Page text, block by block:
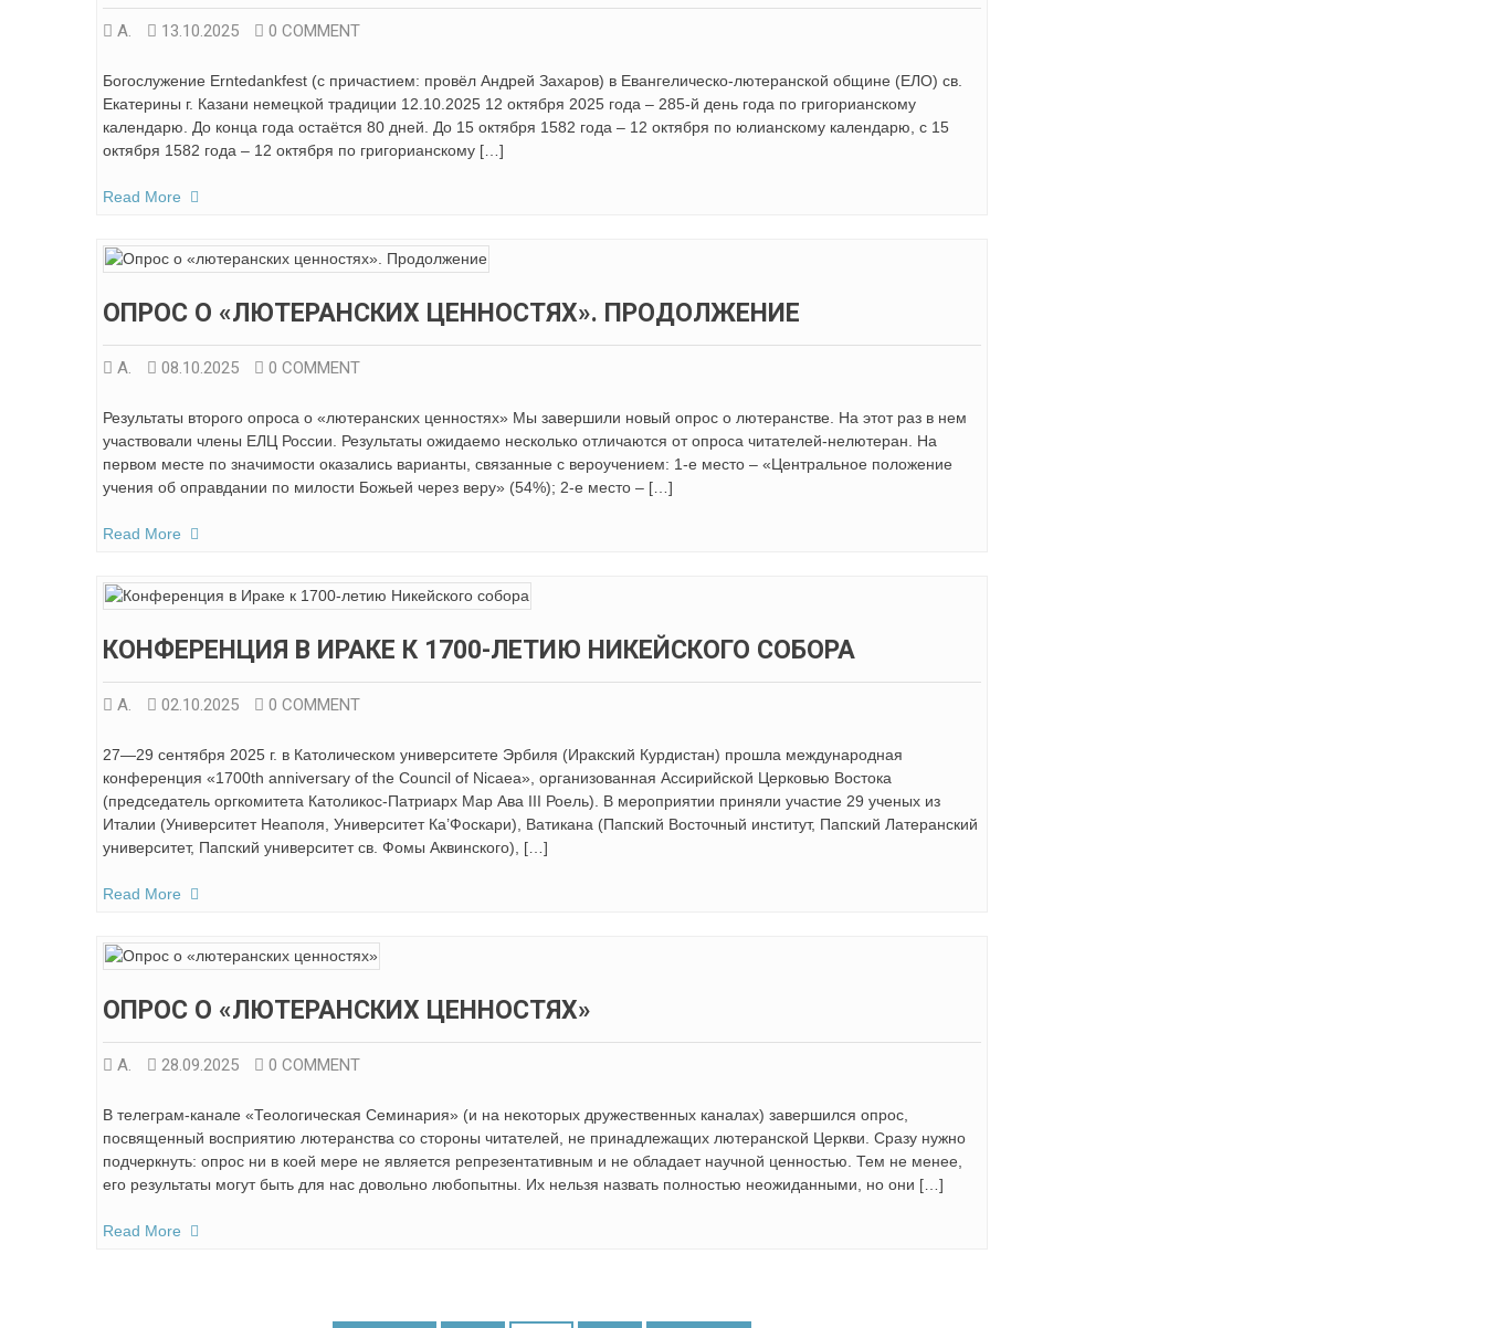
А. 13.10.2025 0 COMMENT
Богослужение Erntedankfest (с причастием: провёл Андрей Захаров) в Евангелическо-лютеранской общине (ЕЛО) св.
Екатерины г. Казани немецкой традиции 12.10.2025 12 октября 2025 года – 285-й день года по григорианскому
календарю. До конца года остаётся 80 дней. До 15 октября 1582 года – 12 октября по юлианскому календарю, с 15
октября 1582 года – 12 октября по григорианскому […]
Read More
ОПРОС О «ЛЮТЕРАНСКИХ ЦЕННОСТЯХ». ПРОДОЛЖЕНИЕ
А. 08.10.2025 0 COMMENT
Результаты второго опроса о «лютеранских ценностях» Мы завершили новый опрос о лютеранстве. На этот раз в нем
участвовали члены ЕЛЦ России. Результаты ожидаемо несколько отличаются от опроса читателей-нелютеран. На
первом месте по значимости оказались варианты, связанные с вероучением: 1-е место – «Центральное положение
учения об оправдании по милости Божьей через веру» (54%); 2-е место – […]
Read More
КОНФЕРЕНЦИЯ В ИРАКЕ К 1700-ЛЕТИЮ НИКЕЙСКОГО СОБОРА
А. 02.10.2025 0 COMMENT
27—29 сентября 2025 г. в Католическом университете Эрбиля (Иракский Курдистан) прошла международная
конференция «1700th anniversary of the Council of Nicaea», организованная Ассирийской Церковью Востока
(председатель оргкомитета Католикос-Патриарх Мар Ава III Роель). В мероприятии приняли участие 29 ученых из
Италии (Университет Неаполя, Университет Ка’Фоскари), Ватикана (Папский Восточный институт, Папский Латеранский
университет, Папский университет св. Фомы Аквинского), […]
Read More
ОПРОС О «ЛЮТЕРАНСКИХ ЦЕННОСТЯХ»
А. 28.09.2025 0 COMMENT
В телеграм-канале «Теологическая Семинария» (и на некоторых дружественных каналах) завершился опрос,
посвященный восприятию лютеранства со стороны читателей, не принадлежащих лютеранской Церкви. Сразу нужно
подчеркнуть: опрос ни в коей мере не является репрезентативным и не обладает научной ценностью. Тем не менее,
его результаты могут быть для нас довольно любопытны. Их нельзя назвать полностью неожиданными, но они […]
Read More